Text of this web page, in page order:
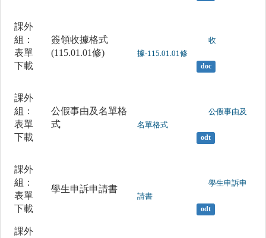
課外
組：
表單
下載
簽領收據格式
(115.01.01修)
據-115.01.01修
doc
課外
組：
表單
下載
公假事由及名單格
式
名單格式
odt
課外
組：
表單
下載
學生申訴申請書
請書
odt
課外